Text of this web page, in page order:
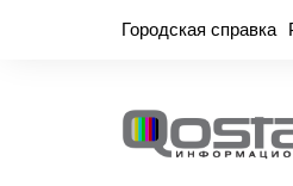
Городская справка